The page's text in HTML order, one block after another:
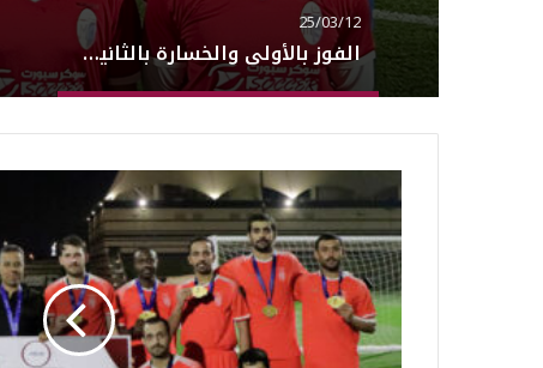
25/03/12
الفوز بالأولى والخسارة بالثانية ببطولة السيلية الرمضانية الثالثة 2025